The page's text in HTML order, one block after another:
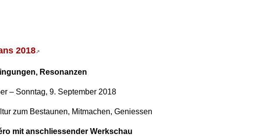
2018
Resonanzen
– Sonntag, 9. September 2018
zum Bestaunen, Mitmachen, Geniessen
mit anschliessender Werkschau